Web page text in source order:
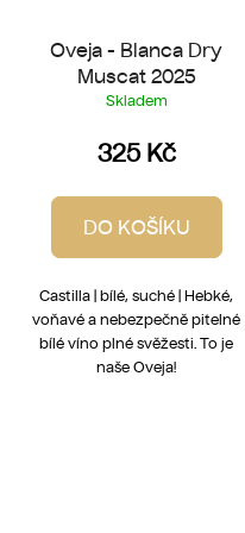
Oveja - Blanca Dry
Muscat 2025
Skladem
325 Kč
DO KOŠÍKU
Castilla | bílé, suché | Hebké,
voňavé a nebezpečně pitelné
bílé víno plné svěžesti. To je
naše Oveja!